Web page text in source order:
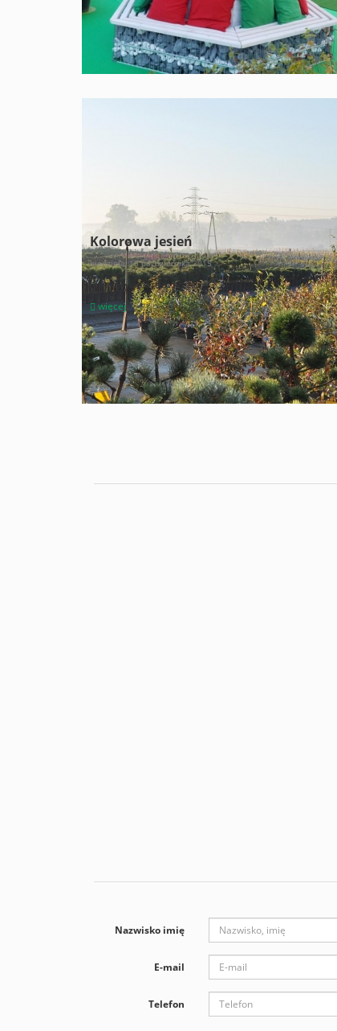
Kolorowa jesień
niedziela, 18 października 2015
Jesień była bardzo krótka
więcej
Nazwisko imię
E-mail
Telefon